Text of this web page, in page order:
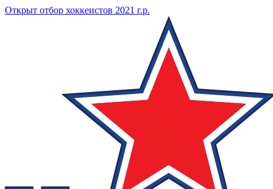
Открыт отбор хоккеистов 2021 г.р.